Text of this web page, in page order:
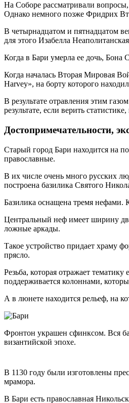
На Соборе рассматривали вопросы,
Однако немного позже Фридрих
В четырнадцатом и пятнадцатом
для этого Изабелла
Когда в Бари умерла ее дочь, Бона
Когда началась Вторая Мировая
Harvey», на борту которого
В результате отравления этим
результате, если верить
Достопримечательности,
Старый город Бари находится на
православные.
В их числе очень много русских
построена базилика Святого
Базилика оснащена тремя нефами.
Центральный неф имеет ширину
ложные аркады.
Такое устройство придает храму
прясло.
Резьба, которая отражает
поддерживается колоннами,
А в люнете находится рельеф, на
Фронтон украшен сфинксом. Вся
византийской эпохе.
В 1130 году были изготовлены
мрамора.
В Бари есть православная